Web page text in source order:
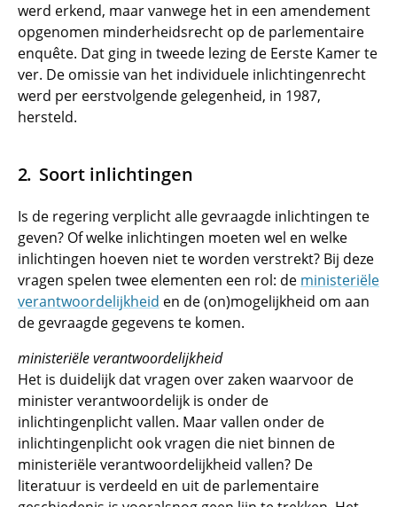
werd erkend, maar vanwege het in een amendement
opgenomen minderheidsrecht op de parlementaire
enquête. Dat ging in tweede lezing de Eerste Kamer te
ver. De omissie van het individuele inlichtingenrecht
werd per eerstvolgende gelegenheid, in 1987,
hersteld.
Soort inlichtingen
Is de regering verplicht alle gevraagde inlichtingen te
geven? Of welke inlichtingen moeten wel en welke
inlichtingen hoeven niet te worden verstrekt? Bij deze
vragen spelen twee elementen een rol: de ministeriële
verantwoordelijkheid en de (on)mogelijkheid om aan
de gevraagde gegevens te komen.
ministeriële verantwoordelijkheid
Het is duidelijk dat vragen over zaken waarvoor de
minister verantwoordelijk is onder de
inlichtingenplicht vallen. Maar vallen onder de
inlichtingenplicht ook vragen die niet binnen de
ministeriële verantwoordelijkheid vallen? De
literatuur is verdeeld en uit de parlementaire